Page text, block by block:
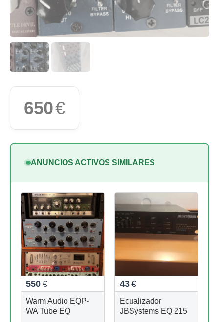
650€
ANUNCIOS ACTIVOS SIMILARES
550 €
Warm Audio EQP-
WA Tube EQ
43 €
Ecualizador
JBSystems EQ 215